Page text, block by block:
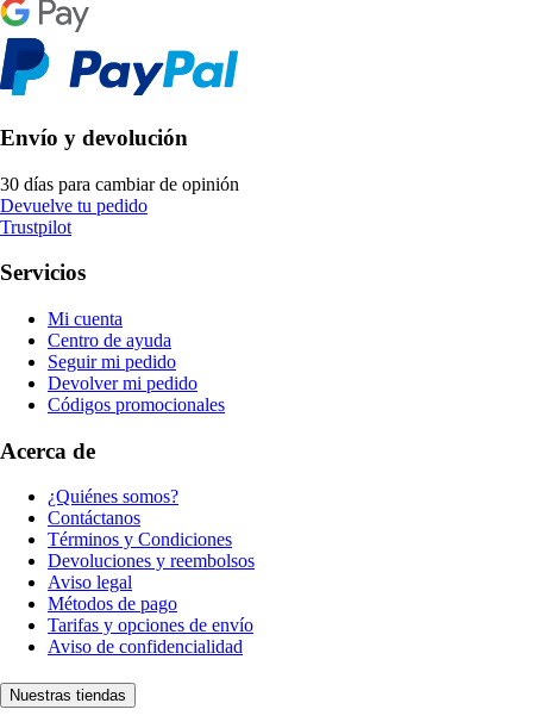
Envío y devolución
30 días para cambiar de opinión
Devuelve tu pedido
Trustpilot
Servicios
Mi cuenta
Centro de ayuda
Seguir mi pedido
Devolver mi pedido
Códigos promocionales
Acerca de
¿Quiénes somos?
Contáctanos
Términos y Condiciones
Devoluciones y reembolsos
Aviso legal
Métodos de pago
Tarifas y opciones de envío
Aviso de confidencialidad
Nuestras tiendas